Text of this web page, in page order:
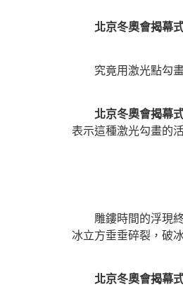
北京冬奧會揭幕
究竟用激光點勾畫
北京冬奧會揭幕
表示這種激光勾畫的
雕鏤時間的浮現終
冰立方垂垂碎裂，破
北京冬奧會揭幕